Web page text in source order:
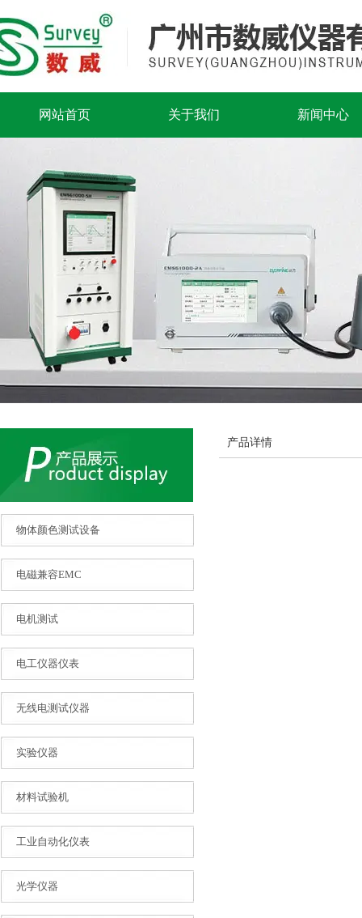
网站首页 关于我们 新闻中心
物体颜色测试设备
电磁兼容EMC
电机测试
电工仪器仪表
无线电测试仪器
实验仪器
材料试验机
工业自动化仪表
光学仪器
产品详情